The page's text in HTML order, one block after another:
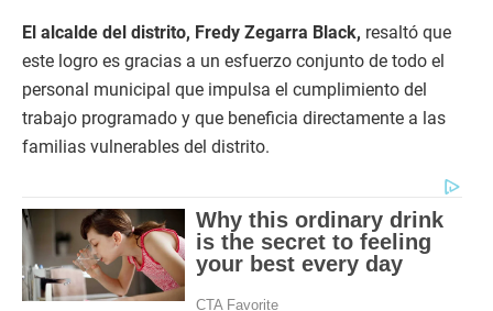
El alcalde del distrito, Fredy Zegarra Black, resaltó que
este logro es gracias a un esfuerzo conjunto de todo el
personal municipal que impulsa el cumplimiento del
trabajo programado y que beneficia directamente a las
familias vulnerables del distrito.